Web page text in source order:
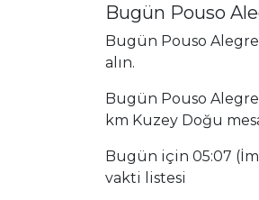
Bugün Pouso
Bugün Pouso Alegre
alın.
Bugün Pouso Alegre
km Kuzey Doğu
Bugün için 05:07
vakti listesi